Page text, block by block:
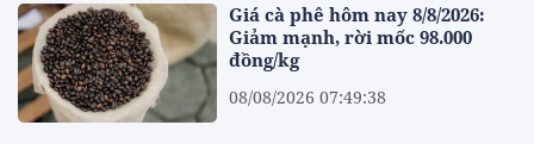
Giá cà phê hôm nay 8/8/2026:
Giảm mạnh, rời mốc 98.000
đồng/kg
08/08/2026 07:49:38